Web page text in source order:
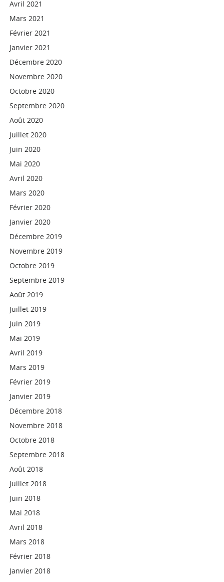
Avril 2021
Mars 2021
Février 2021
Janvier 2021
Décembre 2020
Novembre 2020
Octobre 2020
Septembre 2020
Août 2020
Juillet 2020
Juin 2020
Mai 2020
Avril 2020
Mars 2020
Février 2020
Janvier 2020
Décembre 2019
Novembre 2019
Octobre 2019
Septembre 2019
Août 2019
Juillet 2019
Juin 2019
Mai 2019
Avril 2019
Mars 2019
Février 2019
Janvier 2019
Décembre 2018
Novembre 2018
Octobre 2018
Septembre 2018
Août 2018
Juillet 2018
Juin 2018
Mai 2018
Avril 2018
Mars 2018
Février 2018
Janvier 2018